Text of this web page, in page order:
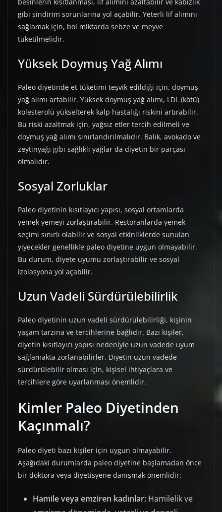
besinlerin kısıtlanması, lif alımını azaltabilir ve kabızlık
gibi sindirim sorunlarına yol açabilir. Yeterli lif alımını
sağlamak için, bol miktarda sebze ve meyve
tüketilmelidir.
Yüksek Doymuş Yağ Alımı
Paleo diyetinde et tüketimi teşvik edildiği için, doymuş
yağ alımı artabilir. Yüksek doymuş yağ alımı, LDL (kötü)
kolesterolü yükselterek kalp hastalığı riskini artırabilir.
Bu riski azaltmak için, yağsız etler tercih edilmeli ve
doymuş yağ alımı sınırlandırılmalıdır. Balık, avokado ve
zeytinyağı gibi sağlıklı yağlar da diyetin bir parçası
olmalıdır.
Sosyal Zorluklar
Paleo diyetinin kısıtlayıcı yapısı, sosyal ortamlarda
yemek yemeyi zorlaştırabilir. Restoranlarda yemek
seçimi sınırlı olabilir ve sosyal etkinliklerde sunulan
yiyecekler genellikle paleo diyetine uygun olmayabilir.
Bu durum, diyete uyumu zorlaştırabilir ve sosyal
izolasyona yol açabilir.
Uzun Vadeli Sürdürülebilirlik
Paleo diyetinin uzun vadeli sürdürülebilirliği, kişinin
yaşam tarzına ve tercihlerine bağlıdır. Bazı kişiler,
diyetin kısıtlayıcı yapısı nedeniyle uzun vadede uyum
sağlamakta zorlanabilirler. Diyetin uzun vadede
sürdürülebilir olması için, kişisel ihtiyaçlara ve
tercihlere göre uyarlanması önemlidir.
Kimler Paleo Diyetinden
Kaçınmalı?
Paleo diyeti bazı kişiler için uygun olmayabilir.
Aşağıdaki durumlarda paleo diyetine başlamadan önce
bir doktora veya diyetisyene danışmak önemlidir:
Hamile veya emziren kadınlar: Hamilelik ve